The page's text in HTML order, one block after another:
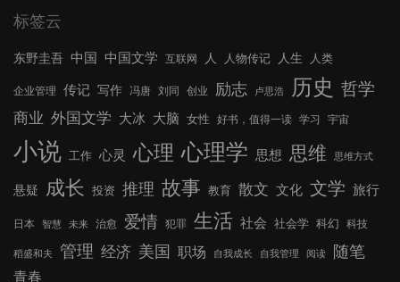
标签云
东野圭吾 中国 中国文学 互联网 人 人物传记 人生 人类
企业管理 传记 写作 冯唐 刘同 创业 励志 卢思浩 历史 哲学
商业 外国文学 大冰 大脑 女性 好书，值得一读 学习 宇宙
小说 工作 心灵 心理 心理学 思想 思维 思维方式
悬疑 成长 投资 推理 故事 教育 散文 文化 文学 旅行
日本 智慧 未来 治愈 爱情 犯罪 生活 社会 社会学 科幻 科技
稻盛和夫 管理 经济 美国 职场 自我成长 自我管理 阅读 随笔
青春